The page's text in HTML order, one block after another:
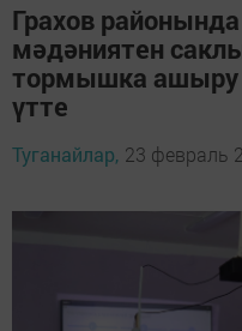
Грахов
мәдәниятен
тормышка ашыру
үтте
Туганайлар, 23 февраль